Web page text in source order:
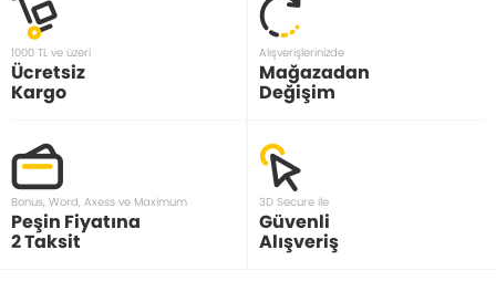
1000 TL ve üzeri
Ücretsiz
Kargo
Alışverişlerinizde
Mağazadan
Değişim
Bonus, Word, Axess ve Maximum
Peşin Fiyatına
2 Taksit
3D Secure ile
Güvenli
Alışveriş